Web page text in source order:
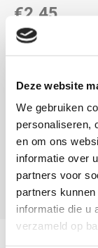
Deze website
We gebruiken
personaliseren,
en om ons
informatie over
partners voor
partners
informatie die u
verzameld op
€2,45
DIRECT
"DMC
EFFECTS "
100% OP HET
DELEN: